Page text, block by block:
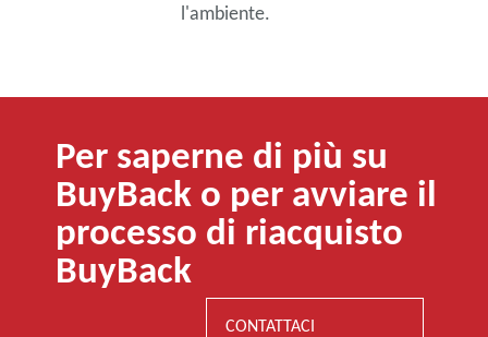
l'ambiente.
Per saperne di più su
BuyBack o per avviare il
processo di riacquisto
BuyBack
CONTATTACI